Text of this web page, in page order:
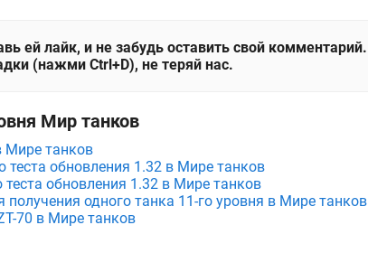
ей лайк, и не забудь оставить свой комментарий.
(нажми Ctrl+D), не теряй нас.
Мир танков
Мире танков
теста обновления 1.32 в Мире танков
теста обновления 1.32 в Мире танков
получения одного танка 11-го уровня в Мире танков
70 в Мире танков